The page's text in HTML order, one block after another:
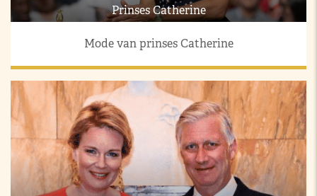
Prinses Catherine
Mode van prinses Catherine